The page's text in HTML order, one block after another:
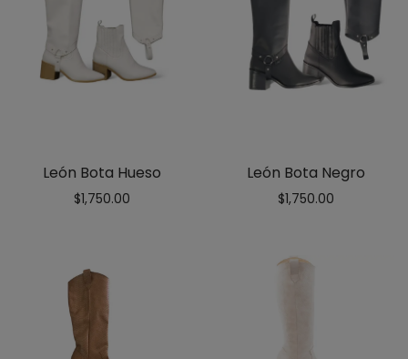
León Bota Hueso
$1,750.00
León Bota Negro
$1,750.00